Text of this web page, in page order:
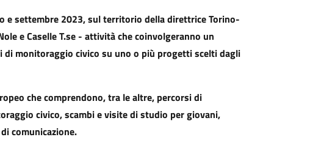
e settembre 2023, sul territorio della direttrice Torino-
e Caselle T.se - attività che coinvolgeranno un
monitoraggio civico su uno o più progetti scelti dagli
che comprendono, tra le altre, percorsi di
civico, scambi e visite di studio per giovani,
comunicazione.